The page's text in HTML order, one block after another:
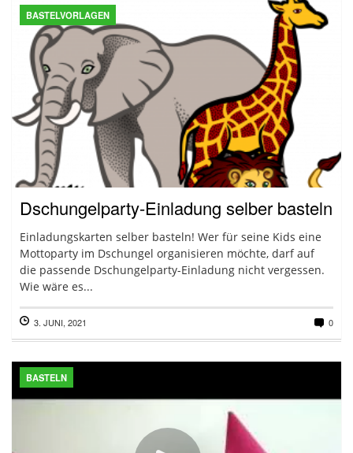
BASTELVORLAGEN
Dschungelparty-Einladung selber basteln
Einladungskarten selber basteln! Wer für seine Kids eine
Mottoparty im Dschungel organisieren möchte, darf auf
die passende Dschungelparty-Einladung nicht vergessen.
Wie wäre es...
3. JUNI, 2021 0
BASTELN